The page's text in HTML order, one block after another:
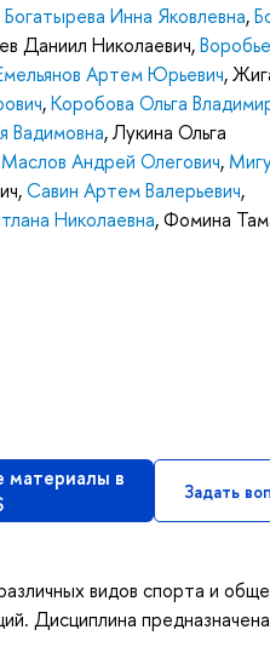
Богатырева Инна Яковлевна,
Даниил Николаевич,
Артем Юрьевич,
,Коробова Ольга
Вадимовна,Лукина Ольга
Маслов Андрей Олегович,
,Савин Артем Валерьевич,
Николаевна,Фомина
материалы в
Задать
видов спорта и
Дисциплина